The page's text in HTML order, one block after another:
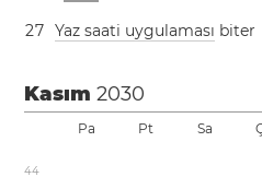
27 Yaz saati uygulaması biter
Kasım2030
Pa Pt Sa
44